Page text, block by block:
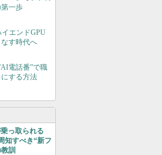
一歩
エンドGPU
す時代へ
電話番”で職
する方法
っ取られる
すべき“新フ
訓